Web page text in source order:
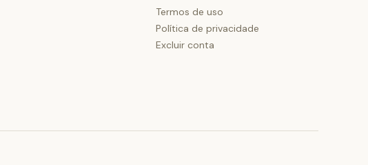
Termos de uso
Política de privacidade
Excluir conta